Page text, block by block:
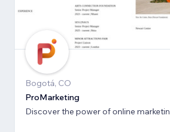
Bogotá, CO
ProMarketing
Discover the power of online